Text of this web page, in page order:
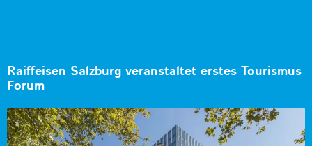
Raiffeisen Salzburg veranstaltet erstes Tourismus
Forum